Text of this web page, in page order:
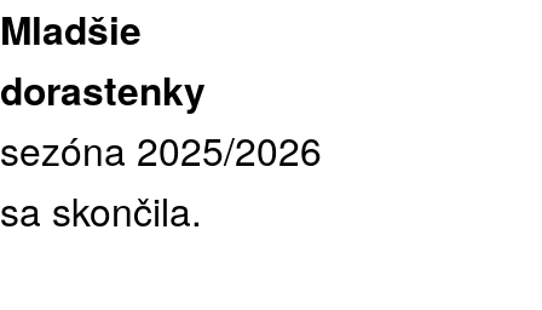
Mladšie
dorastenky
sezóna 2025/2026
sa skončila.